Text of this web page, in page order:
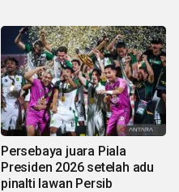
Persebaya juara Piala
Presiden 2026 setelah adu
pinalti lawan Persib